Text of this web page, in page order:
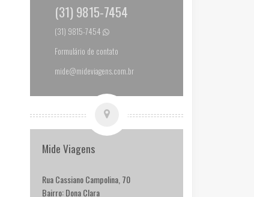
(31) 9815-7454
(31) 9815-7454
Formulário de contato
mide@mideviagens.com.br
Mide Viagens
Rua Cassiano Campolina, 70
Bairro: Dona Clara